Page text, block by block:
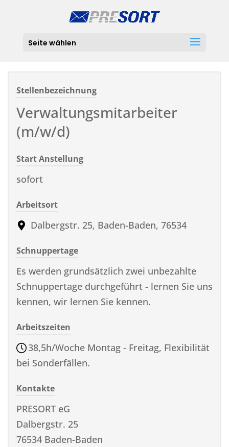
Seite wählen
Stellenbezeichnung
Verwaltungsmitarbeiter
(m/w/d)
Start Anstellung
sofort
Arbeitsort
Dalbergstr. 25, Baden-Baden, 76534
Schnuppertage
Es werden grundsätzlich zwei unbezahlte
Schnuppertage durchgeführt - lernen Sie uns
kennen, wir lernen Sie kennen.
Arbeitszeiten
38,5h/Woche Montag - Freitag, Flexibilität
bei Sonderfällen.
Kontakte
PRESORT eG
Dalbergstr. 25
76534 Baden-Baden